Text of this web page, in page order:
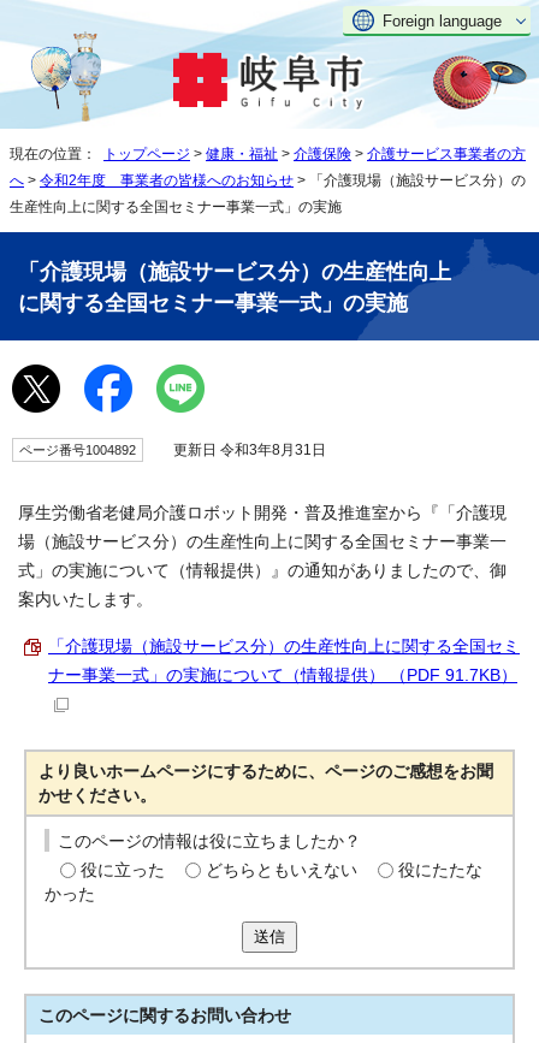
Foreign language
現在の位置： トップページ > 健康・福祉 > 介護保険 > 介護サービス事業者の方
へ > 令和2年度 事業者の皆様へのお知らせ > 「介護現場（施設サービス分）の
生産性向上に関する全国セミナー事業一式」の実施
「介護現場（施設サービス分）の生産性向上
に関する全国セミナー事業一式」の実施
ページ番号1004892 更新日 令和3年8月31日
厚生労働省老健局介護ロボット開発・普及推進室から『「介護現
場（施設サービス分）の生産性向上に関する全国セミナー事業一
式」の実施について（情報提供）』の通知がありましたので、御
案内いたします。
「介護現場（施設サービス分）の生産性向上に関する全国セミ
ナー事業一式」の実施について（情報提供） （PDF 91.7KB）
より良いホームページにするために、ページのご感想をお聞
かせください。
このページの情報は役に立ちましたか？
役に立った
どちらともいえない
役にたたな
かった
送信
このページに関するお問い合わせ